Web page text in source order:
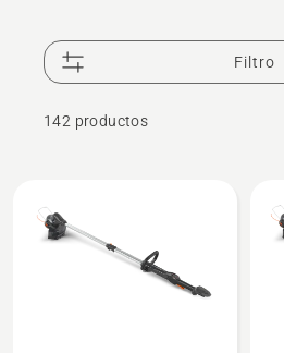
Filtro
142 productos
los
productos